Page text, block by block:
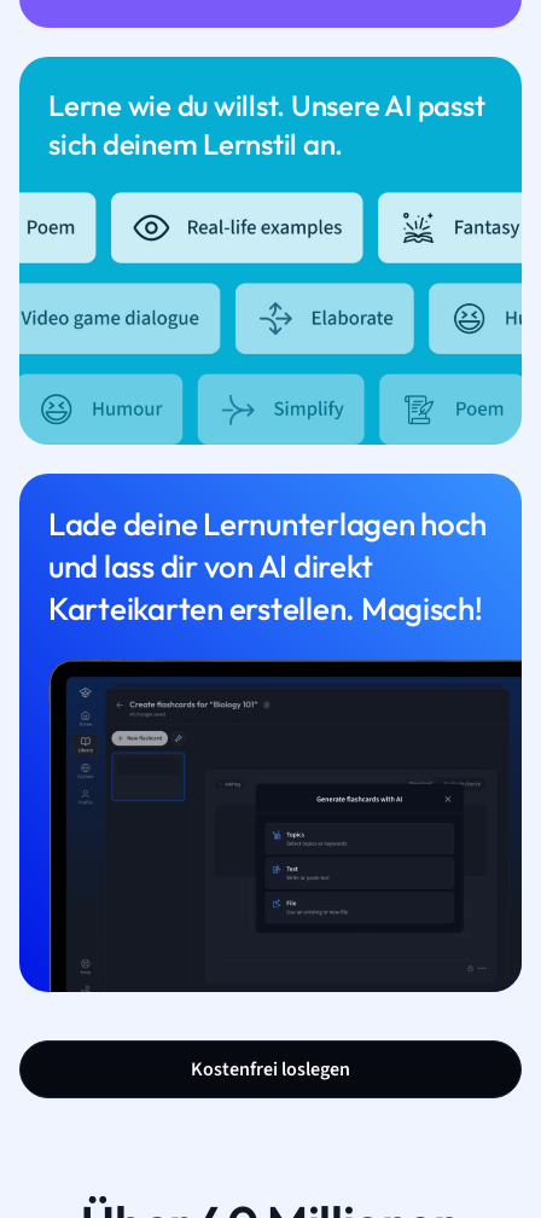
Lerne wie du willst. Unsere AI passt
sich deinem Lernstil an.
Lade deine Lernunterlagen hoch
und lass dir von AI direkt
Karteikarten erstellen. Magisch!
Kostenfrei loslegen